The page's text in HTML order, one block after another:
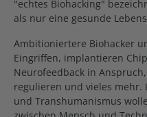
"echtes Biohacking"
als nur eine gesunde
Ambitioniertere Biohacker
Eingriffen, implantieren
Neurofeedback in
regulieren und vieles mehr.
und Transhumanismus